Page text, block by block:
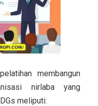
membangun
nirlaba yang
meliputi: